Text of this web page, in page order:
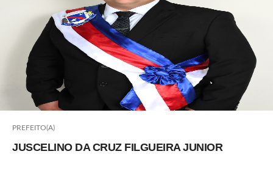
PREFEITO(A)
JUSCELINO DA CRUZ FILGUEIRA JUNIOR